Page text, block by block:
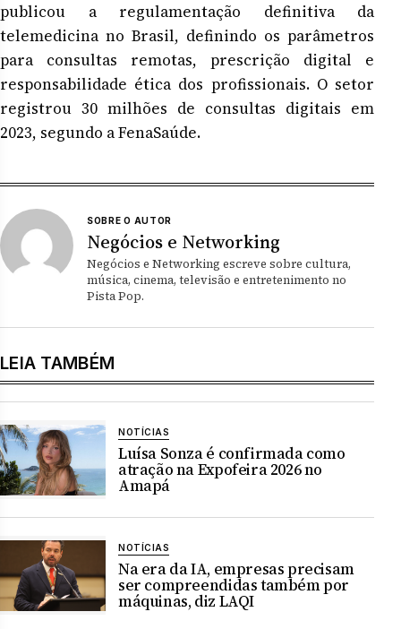
publicou a regulamentação definitiva da
telemedicina no Brasil, definindo os parâmetros
para consultas remotas, prescrição digital e
responsabilidade ética dos profissionais. O setor
registrou 30 milhões de consultas digitais em
2023, segundo a FenaSaúde.
SOBRE O AUTOR
Negócios e Networking
Negócios e Networking escreve sobre cultura,
música, cinema, televisão e entretenimento no
Pista Pop.
LEIA TAMBÉM
NOTÍCIAS
Luísa Sonza é confirmada como
atração na Expofeira 2026 no
Amapá
NOTÍCIAS
Na era da IA, empresas precisam
ser compreendidas também por
máquinas, diz LAQI